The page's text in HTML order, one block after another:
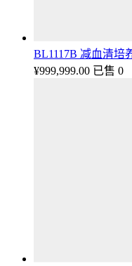
BL1117B 减血清培
¥999,999.00 已售 0